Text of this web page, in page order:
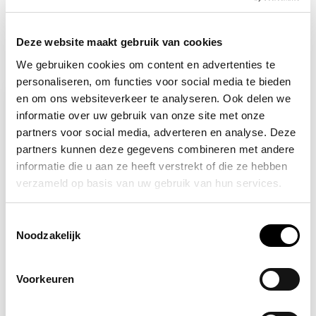
Deze website maakt gebruik van cookies
We gebruiken cookies om content en advertenties te
personaliseren, om functies voor social media te bieden
en om ons websiteverkeer te analyseren. Ook delen we
informatie over uw gebruik van onze site met onze
partners voor social media, adverteren en analyse. Deze
partners kunnen deze gegevens combineren met andere
informatie die u aan ze heeft verstrekt of die ze hebben
verzameld op basis van uw gebruik van hun services.
Noodzakelijk
Voorkeuren
Recent bekeken
-7%
Op voorraad
pleisterdispenser